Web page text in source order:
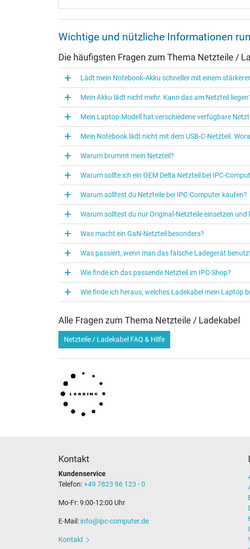
Kategorie
Verwendung
Auszug passender Modelle für P/N 45N0501
Sie haben diesen Artikel anhand einer Ersatzteilnummer
der Bestellung bitte den Hersteller und die Modell
Wichtige und nützliche Informationen
Die häufigsten Fragen zum Thema Netzteile /
Lädt mein Notebook-Akku schneller mit einem
Mein Akku lädt nicht mehr. Kann das am Netzteil
Mein Laptop-Modell hat verschiedene verfügbare
Mein Notebook lädt nicht mit dem USB-C-Netzteil.
Warum brummt mein Netzteil?
Warum sollte ich ein OEM Delta Netzteil bei
Warum solltest du Netzteile bei IPC‑Computer kaufen?
Warum solltest du nur Original-Netzteile einsetzen und
Was macht ein GaN-Netzteil besonders?
Was passiert, wenn man das falsche Ladegerät
Wie finde ich das passende Netzteil im IPC-Shop?
Wie finde ich heraus, welches Ladekabel mein Laptop
Alle Fragen zum Thema Netzteile / Ladekabel
Netzteile / Ladekabel FAQ & Hilfe
Kontakt
Kundenservice
Telefon:+49 7823 96 123 - 0
Mo-Fr: 9:00-12:00 Uhr
E-Mail: info@ipc-computer.de
Kontakt